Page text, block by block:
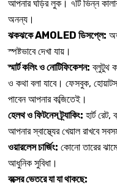
আপনার ঘড়ির লুক। ৭টি ভিন্ন
অনন্য।
ঝকঝকে AMOLED ডিসপ্লে:
স্পষ্টভাবে দেখা যায়।
স্মার্ট কলিং ও নোটিফিকেশন: ব্লুটুথ
ও কথা বলা যাবে। ফেসবুক,
পাবেন আপনার কব্জিতেই।
হেলথ ও ফিটনেস ট্র্যাকিং: হার্ট
আপনার স্বাস্থ্যের খেয়াল রাখবে
ওয়ারলেস চার্জিং: কোনো তারের
আধুনিক সুবিধা।
বক্সের ভেতরে যা যা থাকছে: